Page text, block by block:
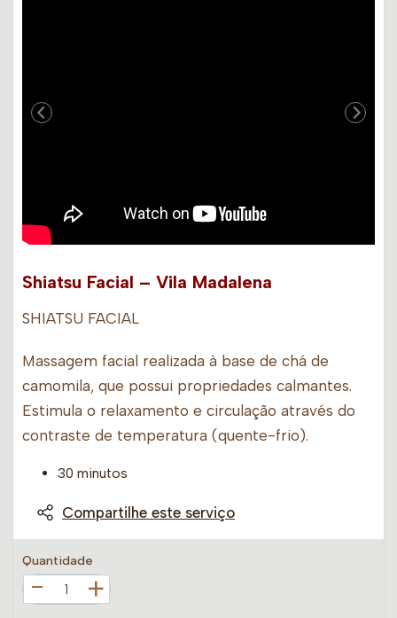
Shiatsu Facial – Vila Madalena
SHIATSU FACIAL
Massagem facial realizada à base de chá de
camomila, que possui propriedades calmantes.
Estimula o relaxamento e circulação através do
contraste de temperatura (quente-frio).
30 minutos
Compartilhe este serviço
Quantidade
+